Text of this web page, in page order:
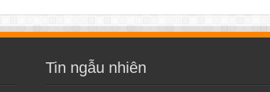
Tin ngẫu nhiên